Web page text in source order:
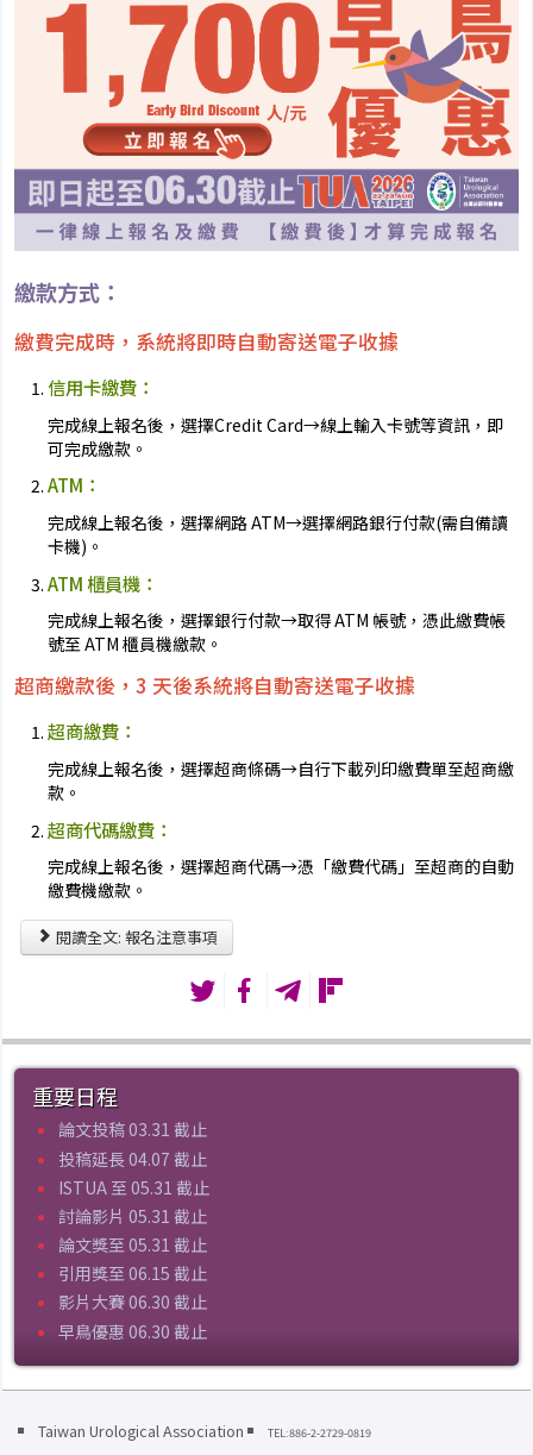
繳款方式：
繳費完成時，系統將即時自動寄送電子收據
信用卡繳費：
完成線上報名後，選擇Credit Card→線上輸入卡號等資訊，即
可完成繳款。
ATM：
完成線上報名後，選擇網路 ATM→選擇網路銀行付款(需自備讀
卡機)。
ATM 櫃員機：
完成線上報名後，選擇銀行付款→取得 ATM 帳號，憑此繳費帳
號至 ATM 櫃員機繳款。
超商繳款後，3 天後系統將自動寄送電子收據
超商繳費：
完成線上報名後，選擇超商條碼→自行下載列印繳費單至超商繳
款。
超商代碼繳費：
完成線上報名後，選擇超商代碼→憑「繳費代碼」至超商的自動
繳費機繳款。
閱讀全文: 報名注意事項
重要日程
論文投稿 03.31 截止
投稿延長 04.07 截止
ISTUA 至 05.31 截止
討論影片 05.31 截止
論文獎至 05.31 截止
引用獎至 06.15 截止
影片大賽 06.30 截止
早鳥優惠 06.30 截止
Taiwan Urological Association TEL:886-2-2729-0819